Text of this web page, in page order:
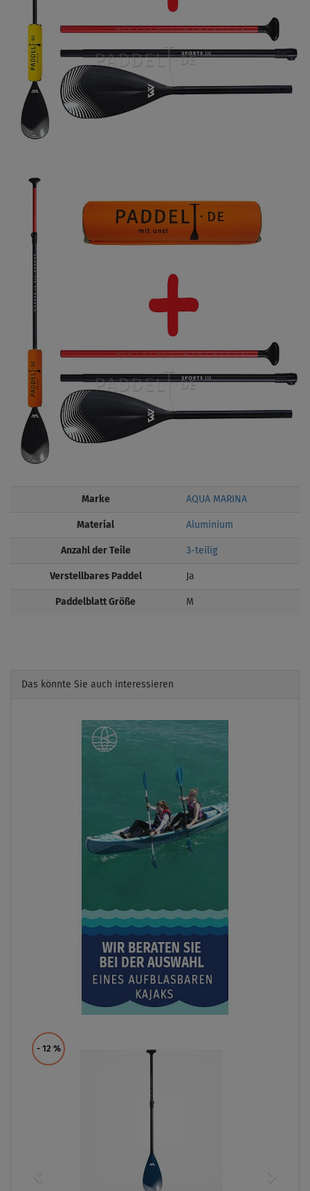
Marke AQUA MARINA
Material Aluminium
Anzahl der Teile 3-teilig
Verstellbares Paddel Ja
Paddelblatt Größe M
Das könnte Sie auch interessieren
- 12 %
Previous